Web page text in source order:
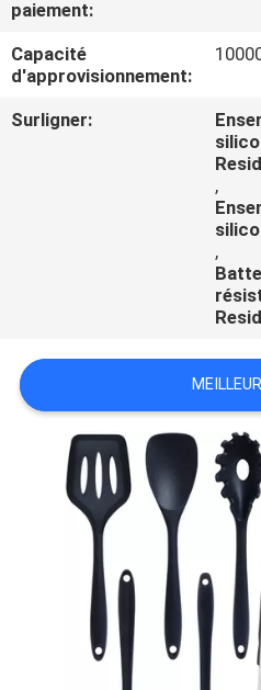
DEMANDEZ
UNE
CITATION
paiement:
Capacité
d'approvisionnement:
Surligner:
,
,